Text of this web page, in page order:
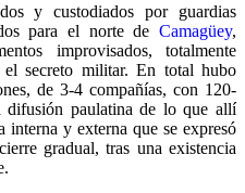
y custodiados por guardias
para el norte de Camagüey,
improvisados, totalmente
secreto militar. En total hubo
de 3-4 compañías, con 120-
difusión paulatina de lo que allí
interna y externa que se expresó
gradual, tras una existencia